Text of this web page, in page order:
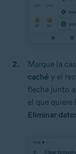
Marque la
caché y el
flecha junto a
el que quiere
Eliminar